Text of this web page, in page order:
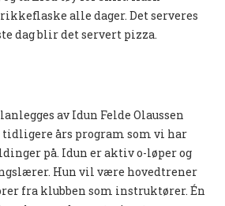
alle dager. Det serveres
dag blir det servert pizza.
av Idun Felde Olaussen
års program som vi har
på. Idun er aktiv o-løper og
Hun vil være hovedtrener
fra klubben som instruktører. Én